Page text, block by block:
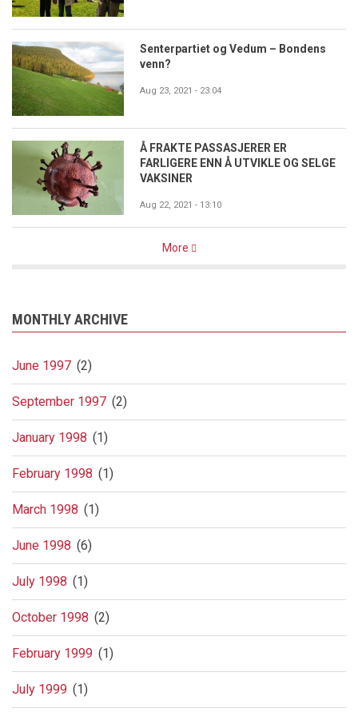
Senterpartiet og Vedum – Bondens
venn?
Aug 23, 2021 - 23:04
Å FRAKTE PASSASJERER ER
FARLIGERE ENN Å UTVIKLE OG SELGE
VAKSINER
Aug 22, 2021 - 13:10
More
MONTHLY ARCHIVE
June 1997 (2)
September 1997 (2)
January 1998 (1)
February 1998 (1)
March 1998 (1)
June 1998 (6)
July 1998 (1)
October 1998 (2)
February 1999 (1)
July 1999 (1)